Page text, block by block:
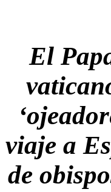
El
viaje a
de